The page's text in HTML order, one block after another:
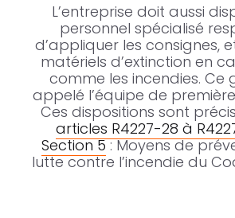
L’entreprise doit aussi
personnel spécialisé
d’appliquer les consignes,
matériels d’extinction en
comme les incendies. Ce
appelé l’équipe de
Ces dispositions sont
articles R4227-28 à
Section 5: Moyens de
lutte contre l’incendie du